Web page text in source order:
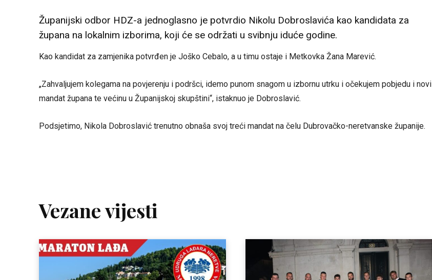
Županijski odbor HDZ-a jednoglasno je potvrdio Nikolu Dobroslavića kao kandidata za
župana na lokalnim izborima, koji će se održati u svibnju iduće godine.
Kao kandidat za zamjenika potvrđen je Joško Cebalo, a u timu ostaje i Metkovka Žana Marević.
„Zahvaljujem kolegama na povjerenju i podršci, idemo punom snagom u izbornu utrku i očekujem pobjedu i novi
mandat župana te većinu u Županijskoj skupštini“, istaknuo je Dobroslavić.
Podsjetimo, Nikola Dobroslavić trenutno obnaša svoj treći mandat na čelu Dubrovačko-neretvanske županije.
Vezane vijesti